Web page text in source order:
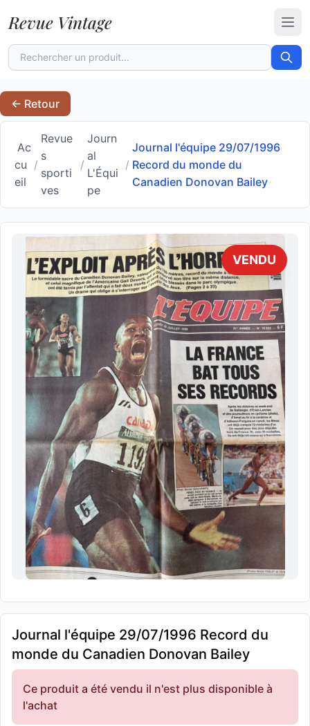
Revue Vintage
← Retour
Ac
cu
eil
/
Revue
s
sporti
ves
/
Journ
al
L'Équi
pe
/
Journal l'équipe 29/07/1996
Record du monde du
Canadien Donovan Bailey
VENDU
Journal l'équipe 29/07/1996 Record du
monde du Canadien Donovan Bailey
Ce produit a été vendu il n'est plus disponible à
l'achat